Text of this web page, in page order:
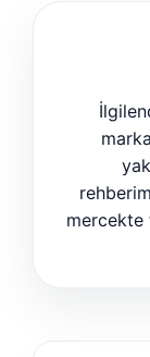
mercekte